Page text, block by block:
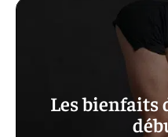
Les bienfaits